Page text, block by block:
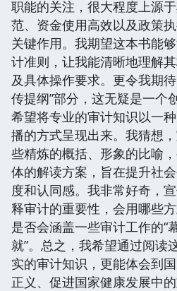
职能的关注，很大程度上源
范、资金使用高效以及政策
关键作用。我期望这本书能
计准则，让我能清晰地理解
及具体操作要求。更令我期
传提纲”部分，这无疑是一个
希望将专业的审计知识以一
播的方式呈现出来。我猜想
些精炼的概括、形象的比喻
体的解读方案，旨在提升社
度和认同感。我非常好奇，
释审计的重要性，会用哪些
是否会涵盖一些审计工作的“
就”。总之，我希望通过阅读
实的审计知识，更能体会到
正义、促进国家健康发展中的